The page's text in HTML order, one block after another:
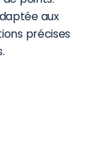
aux
précises